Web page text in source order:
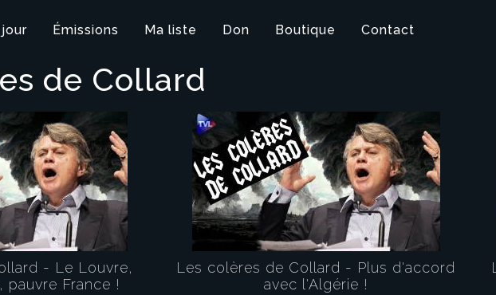
Émissions Ma liste Don Boutique Contact
de Collard
- Le Louvre,
pauvre France !
Les colères de Collard - Plus d'accord
avec l'Algérie !